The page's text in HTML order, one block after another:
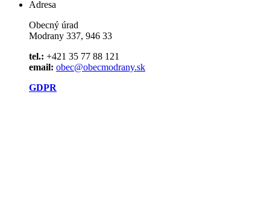
Adresa
Obecný úrad
Modrany 337, 946 33
tel.: +421 35 77 88 121
email: obec@obecmodrany.sk
GDPR